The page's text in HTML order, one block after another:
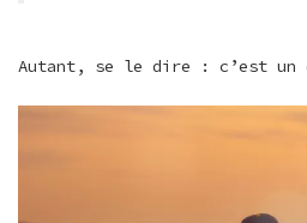
Autant, se le dire : c’est un